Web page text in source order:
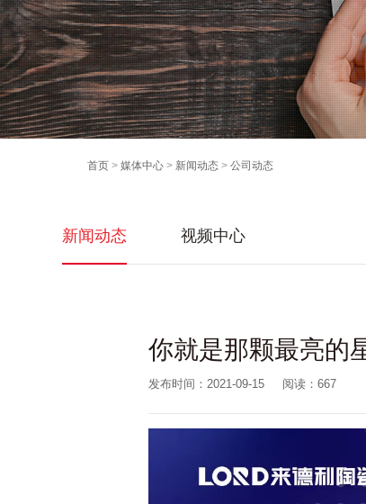
首页> 媒体中心> 新闻动态> 公司动态
新闻动态 视频中心
你就是那颗最亮的
发布时间：2021-09-15 阅读：667